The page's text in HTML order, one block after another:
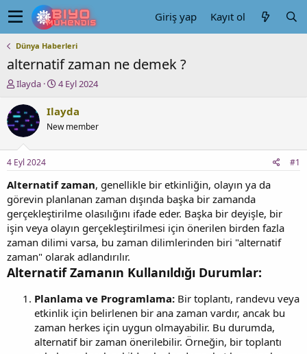
Giriş yap Kayıt ol
Dünya Haberleri
alternatif zaman ne demek ?
K
n
u
y
b
a
ş
l
a
t
a
n
Ilayda
B
ş
a
ç
a
r
i
h
i
4 Eyl 2024
Ilayda
New member
4 Eyl 2024 #1
Alternatif zaman, genellikle bir etkinliğin, olayın ya da
görevin planlanan zaman dışında başka bir zamanda
gerçekleştirilme olasılığını ifade eder. Başka bir deyişle, bir
işin veya olayın gerçekleştirilmesi için önerilen birden fazla
zaman dilimi varsa, bu zaman dilimlerinden biri "alternatif
zaman" olarak adlandırılır.
Alternatif Zamanın Kullanıldığı Durumlar:
Planlama ve Programlama: Bir toplantı, randevu veya
etkinlik için belirlenen bir ana zaman vardır, ancak bu
zaman herkes için uygun olmayabilir. Bu durumda,
alternatif bir zaman önerilebilir. Örneğin, bir toplantı